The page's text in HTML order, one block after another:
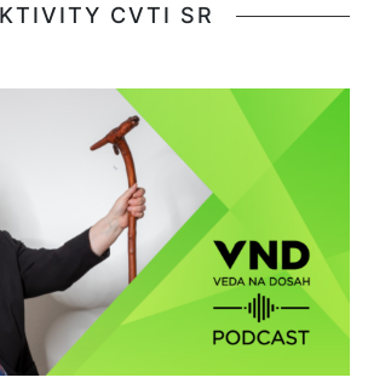
CVTI SR